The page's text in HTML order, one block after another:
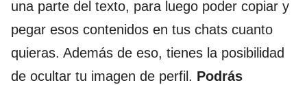
una parte del texto, para luego poder copiar y
pegar esos contenidos en tus chats cuanto
quieras. Además de eso, tienes la posibilidad
de ocultar tu imagen de perfil. Podrás